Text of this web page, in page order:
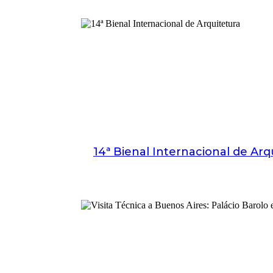
14ª Bienal Internacional de